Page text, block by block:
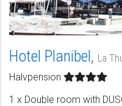
Hotel Planibel, La
Halvpension
1 x Double room with